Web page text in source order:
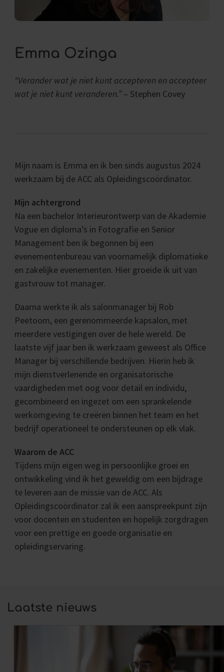
Emma Ozinga
“Verander wat je niet kunt accepteren en accepteer
wat je niet kunt veranderen.”– Stephen Covey
Mijn naam is Emma en ik ben sinds augustus 2024
werkzaam bij de ACC als Opleidingscoördinator.
Mijn achtergrond
Na een bachelor Interieurontwerp van de Akademie
Vogue en diploma’s in Fotografie en Senior
Management ben ik begonnen bij een
evenementenbureau van voornamelijk diplomatieke
en zakelijke evenementen. Hier groeide ik uit van
gastvrouw tot manager.
Daarna werkte ik als salonmanager bij Rob
Peetoom, een gerenommeerde kapsalon, met
meerdere vestigingen over de hele wereld. De
laatste vijf jaar ben ik werkzaam geweest als Office
Manager bij verschillende bedrijven. Hierin heb ik
mijn dienstverlenende en organisatorische
vaardigheden met oog voor detail en individu,
gecombineerd en ingezet om een ​​sprankelende
werkomgeving te creëren binnen het team en het
bedrijf operationeel te ondersteunen op elk vlak.
Waarom de ACC
Tijdens mijn eigen weg in persoonlijke groei en
ontwikkeling vind ik het geweldig om een bijdrage
te leveren aan de missie van de ACC. Als
Opleidingscoördinator zal ik een aanspreekpunt zijn
voor docenten en studenten en hopelijk zorgdragen
voor een prettige en goede organisatie en
opleidingservaring.
Laatste nieuws